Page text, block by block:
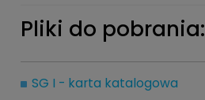
Pliki do pobrania:
SG I - karta katalogowa